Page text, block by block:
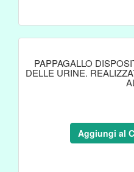
PAPPAGALLO
DELLE URINE.
Aggiungi al